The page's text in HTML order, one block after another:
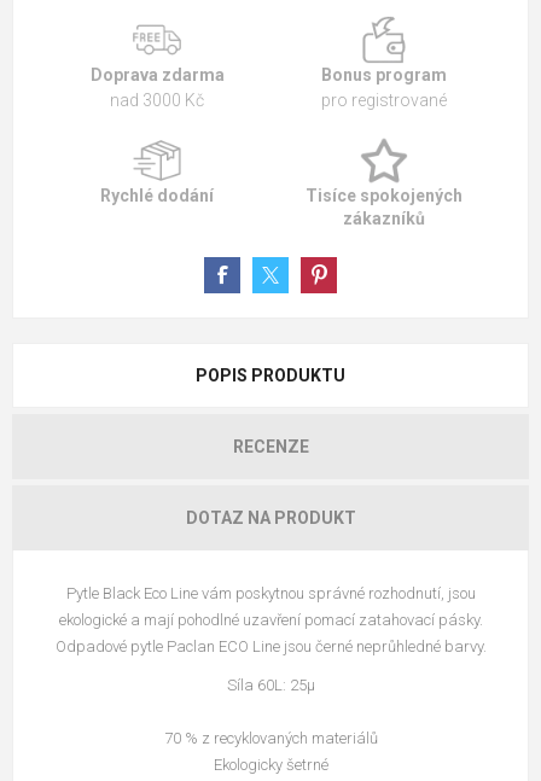
Doprava zdarma
nad 3000 Kč
Bonus program
pro registrované
Rychlé dodání
Tisíce spokojených
zákazníků
POPIS PRODUKTU
RECENZE
DOTAZ NA PRODUKT
Pytle Black Eco Line vám poskytnou správné rozhodnutí, jsou
ekologické a mají pohodlné uzavření pomací zatahovací pásky.
Odpadové pytle Paclan ECO Line jsou černé neprůhledné barvy.
Síla 60L: 25µ
70 % z recyklovaných materiálů
Ekologicky šetrné